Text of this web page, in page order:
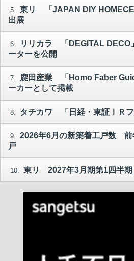
5.
東リ 「JAPAN DIY
出展
6.
リリカラ 「DEGITAL DECO
ーターを公開
7.
鹿田産業 「Homo Faber
ーカーとして掲載
8. タチカワ 「日経・東証ＩＲ
9. 2026年6月の新築着工戸数 前
戸
10. 東リ 2027年3月期第1四半期